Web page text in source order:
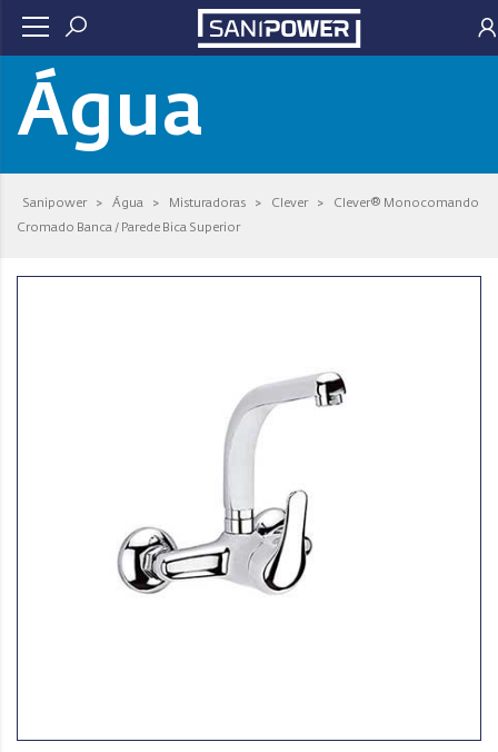
Água
Sanipower > Água > Misturadoras > Clever >
Clever® Monocomando
Cromado Banca / Parede Bica Superior